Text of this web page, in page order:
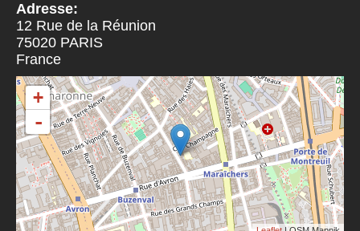
Adresse:
12 Rue de la Réunion
75020 PARIS
France
+
-